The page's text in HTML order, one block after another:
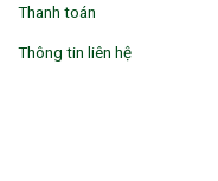
Thanh toán
Thông tin liên hệ